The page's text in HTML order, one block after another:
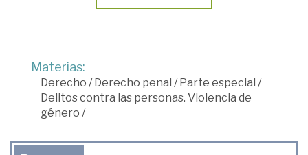
Materias:
Derecho /Derecho penal /Parte especial /
Delitos contra las personas. Violencia de
género /